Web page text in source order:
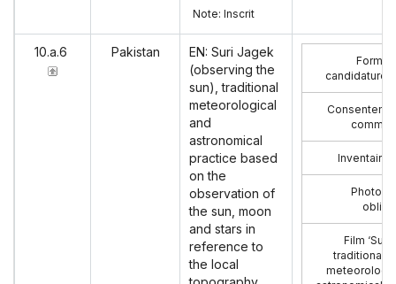
Note: Inscrit
10.a.6 Pakistan
EN: Suri Jagek
(observing the
sun), traditional
meteorological
and
astronomical
practice based
on the
observation of
the sun, moon
and stars in
reference to
the local
candidature
Inventaire
Film ‘Suri
traditional